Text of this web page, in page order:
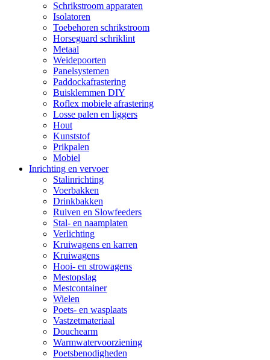
Schrikstroom apparaten
Isolatoren
Toebehoren schrikstroom
Horseguard schriklint
Metaal
Weidepoorten
Panelsystemen
Paddockafrastering
Buisklemmen DIY
Roflex mobiele afrastering
Losse palen en liggers
Hout
Kunststof
Prikpalen
Mobiel
Inrichting en vervoer
Stalinrichting
Voerbakken
Drinkbakken
Ruiven en Slowfeeders
Stal- en naamplaten
Verlichting
Kruiwagens en karren
Kruiwagens
Hooi- en strowagens
Mestopslag
Mestcontainer
Wielen
Poets- en wasplaats
Vastzetmateriaal
Douchearm
Warmwatervoorziening
Poetsbenodigheden